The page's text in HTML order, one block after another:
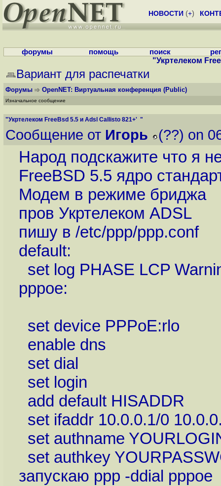
НОВОСТИ (+)
форумы помощь поиск
"Укртелеком
Вариант для распечатки
Форумы OpenNET: Виртуальная конференция (Public)
Изначальное сообщение
"Укртелеком FreeBsd 5.5 и Adsl Callisto 821+' "
Сообщение от Игорь (??) on
Народ подскажите что я
FreeBSD 5.5 ядро
Модем в режиме бриджа
пров Укртелеком ADSL
пишу в /etc/ppp/ppp.conf
default:
set log PHASE LCP
pppoe:
set device PPPoE:rlo
enable dns
set dial
set login
add default HISADDR
set ifaddr 10.0.0.1/0
set authname
set authkey
запускаю ppp -ddial pppoe